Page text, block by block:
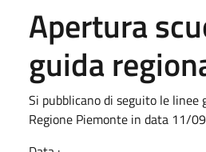
Apertura
guida
Si pubblicano di seguito le linee
Regione Piemonte in data 11/